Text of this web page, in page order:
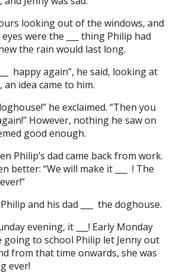
looking out of the windows, and
were the ___ thing Philip had
the rain would last long.
happy again”, he said, looking at
an idea came to him.
he exclaimed. “Then you
However, nothing he saw on
good enough.
Philip’s dad came back from work.
better: “We will make it ___ ! The
and his dad ___ the doghouse.
evening, it ___! Early Monday
to school Philip let Jenny out
from that time onwards, she was
ever!